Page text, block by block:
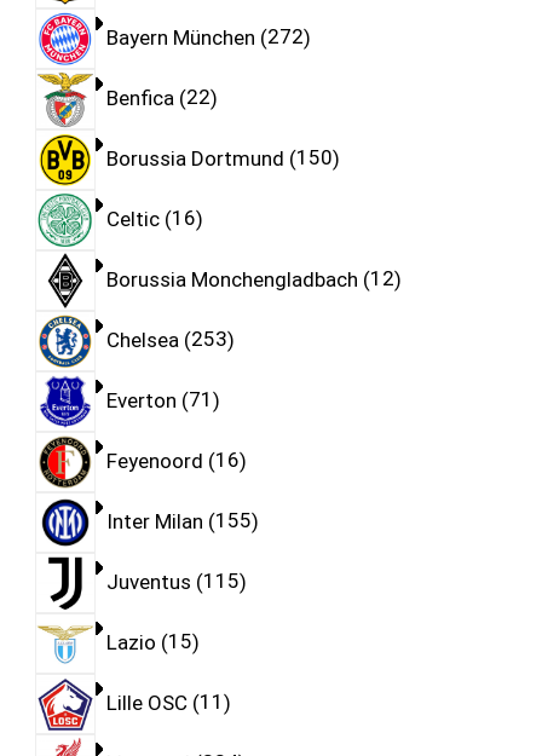
Bayern München 272
Benfica 22
Borussia Dortmund 150
Celtic 16
Borussia Monchengladbach 12
Chelsea 253
Everton 71
Feyenoord 16
Inter Milan 155
Juventus 115
Lazio 15
Lille OSC 11